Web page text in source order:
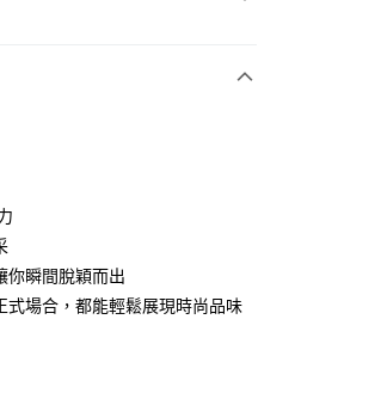
)免運費
你瞬間脫穎而出
式場合，都能輕鬆展現時尚品味